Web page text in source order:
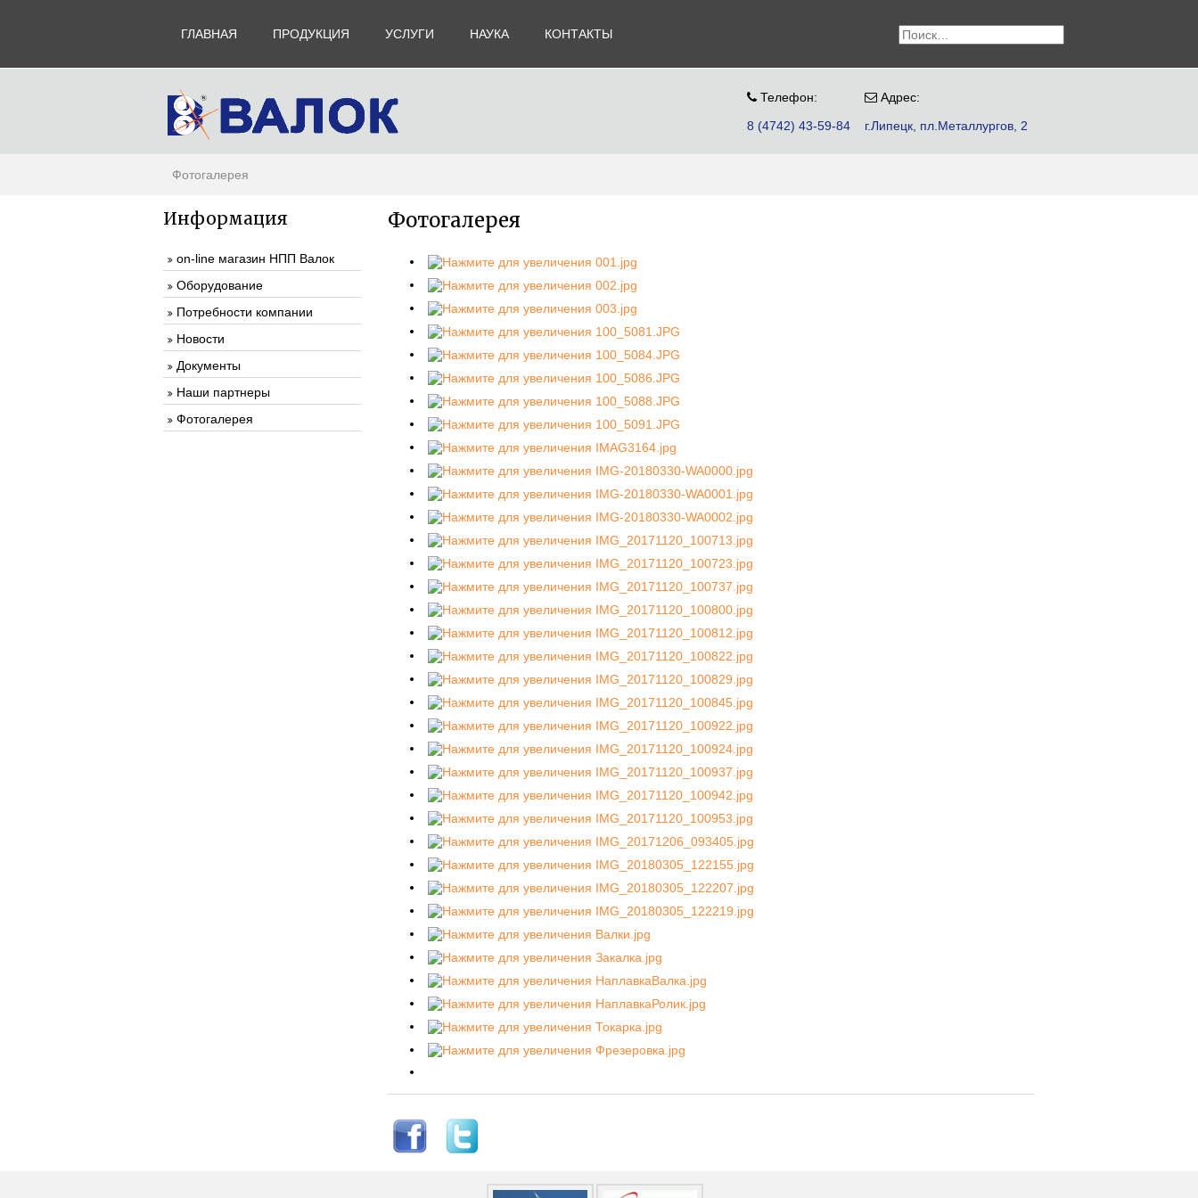
ГЛАВНАЯ ПРОДУКЦИЯ УСЛУГИ НАУКА КОНТАКТЫ
Телефон:
Адрес:
8 (4742) 43-59-84
г.Липецк, пл.Металлургов, 2
Фотогалерея
Информация
on-line магазин НПП Валок
Оборудование
Потребности компании
Новости
Документы
Наши партнеры
Фотогалерея
Фотогалерея